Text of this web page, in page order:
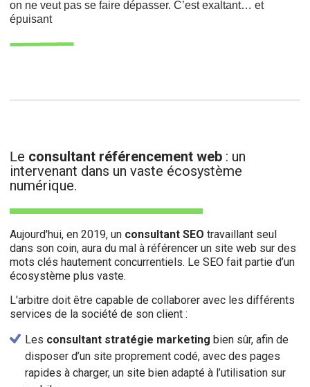
on ne veut pas se faire dépasser. C’est exaltant… et
épuisant
Le consultant référencement web : un
intervenant dans un vaste écosystème
numérique.
Aujourd'hui, en 2019, un consultant SEOtravaillant seul
dans son coin, aura du mal à référencer un site web sur des
mots clés hautement concurrentiels. Le SEO fait partie d’un
écosystème plus vaste.
L'arbitre doit être capable de collaborer avec les différents
services de la société de son client :
Les consultant stratégie marketing bien sûr, afin de
disposer d’un site proprement codé, avec des pages
rapides à charger, un site bien adapté à l’utilisation sur